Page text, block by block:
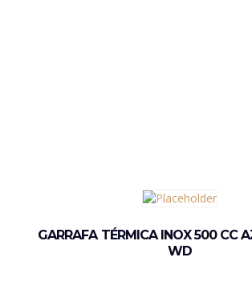
GARRAFA TÉRMICA INOX 500 CC
WD